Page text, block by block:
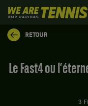
We
are
Tennis
by
Accueil
RETOUR
Le Fast4 ou l’éternelle rengaine d’un tennis plus
3